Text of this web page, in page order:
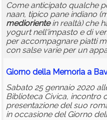
Come anticipato qualche
naan, tipico pane indiano
mediorientein realtà) che
yogurt nell'impasto e di
per accompagnare piatti
con salse varie per un
Giorno della Memoria a
Sabato 25 gennaio 2020
Biblioteca Civica, incontro
presentazione del suo
in occasione del Giorno